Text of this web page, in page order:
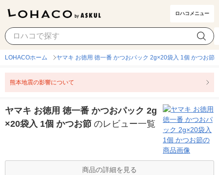
ロハコメニュー
LOHACOホーム ヤマキ お徳用 徳一番 かつおパック 2g×20袋入 1個 かつお節
熊本地震の影響について
ヤマキ お徳用 徳一番 かつおパック 2g
×20袋入 1個 かつお節 のレビュー一覧
商品の詳細を見る